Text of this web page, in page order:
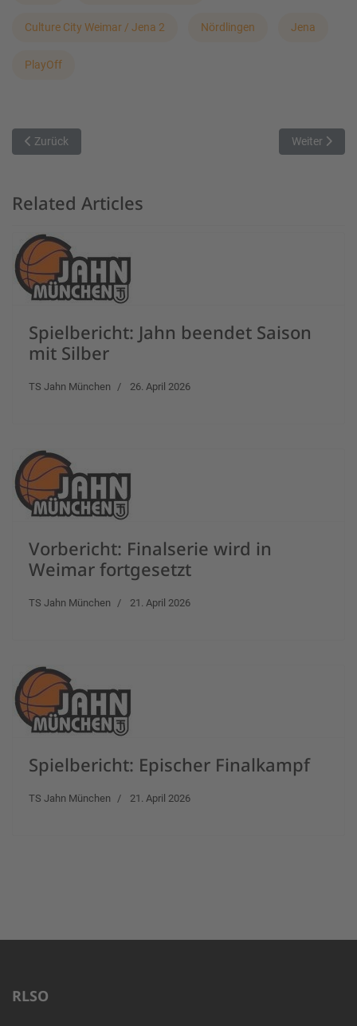
Culture City Weimar / Jena 2 Nördlingen Jena
PlayOff
Vorheriger Beitrag: Spiel 1 in Veits
Zurück Nächster
Weiter
Related Articles
Spielbericht: Jahn beendet Saison
mit Silber
TS Jahn München 26. April 2026
Vorbericht: Finalserie wird in
Weimar fortgesetzt
TS Jahn München 21. April 2026
Spielbericht: Epischer Finalkampf
TS Jahn München 21. April 2026
RLSO